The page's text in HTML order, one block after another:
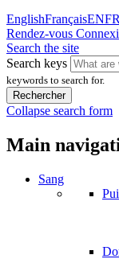
EnglishFrançaisENFR
Rendez-vous
Search the site
Search keys
keywords to search for.
Collapse search form
Main
Sang